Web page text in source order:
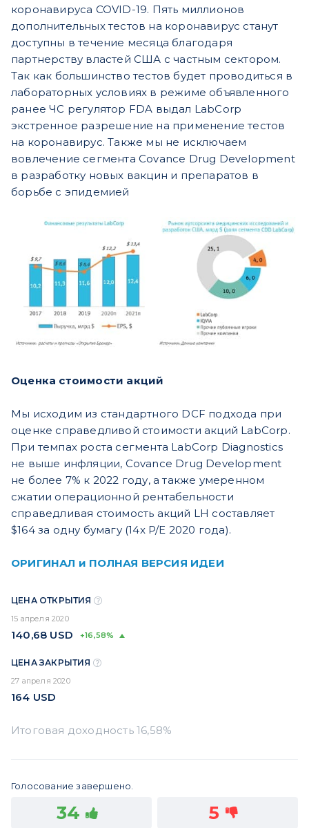
коронавируса COVID-19. Пять миллионов
дополнительных тестов на коронавирус станут
доступны в течение месяца благодаря
партнерству властей США с частным сектором.
Так как большинство тестов будет проводиться в
лабораторных условиях в режиме объявленного
ранее ЧС регулятор FDA выдал LabCorp
экстренное разрешение на применение тестов
на коронавирус. Также мы не исключаем
вовлечение сегмента Covance Drug Development
в разработку новых вакцин и препаратов в
борьбе с эпидемией
Оценка стоимости акций
Мы исходим из стандартного DCF подхода при
оценке справедливой стоимости акций LabCorp.
При темпах роста сегмента LabCorp Diagnostics
не выше инфляции, Covance Drug Development
не более 7% к 2022 году, а также умеренном
сжатии операционной рентабельности
справедливая стоимость акций LH составляет
$164 за одну бумагу (14x P/E 2020 года).
ОРИГИНАЛ и ПОЛНАЯ ВЕРСИЯ ИДЕИ
ЦЕНА ОТКРЫТИЯ
15 апреля 2020
140,68 USD +16,58%
ЦЕНА ЗАКРЫТИЯ
27 апреля 2020
164 USD
Голосование завершено.
34 5